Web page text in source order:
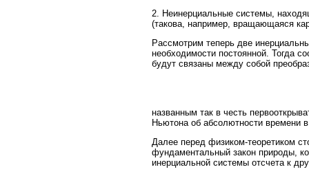
2. Неинерциальные системы,
(такова, например, вращающаяся
Рассмотрим теперь две
необходимости постоянной. Тогда
будут связаны между собой
названным так в честь
Ньютона об абсолютности времени
Далее перед физиком-теоретиком
фундаментальный закон природы,
инерциальной системы отсчета к